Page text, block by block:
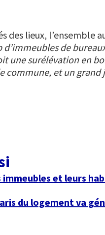
des lieux, l’ensemble
de
une surélévation en
commune, et un
immeubles et leurs
du logement va